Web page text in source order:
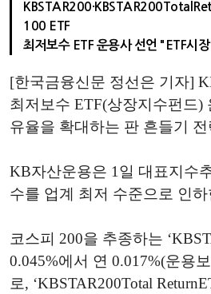
100 ETF
최저보수 ETF 운용사 선언 "ETF시
[한국금융신문 정선은 기자]
최저보수 ETF(상장지수펀드)
유율을 확대하는 판 흔들기
KB자산운용은 1일 대표지수
수를 업계 최저 수준으로 인
코스피 200을 추종하는
0.045%에서 연 0.017%(운용
로, ‘KBSTAR200Total